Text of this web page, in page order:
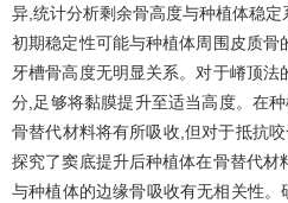
异,统计分析剩余骨高度与种植体稳
初期稳定性可能与种植体周围皮质骨
牙槽骨高度无明显关系。对于嵴顶
分,足够将黏膜提升至适当高度。在
骨替代材料将有所吸收,但对于抵抗
探究了窦底提升后种植体在骨替代材
与种植体的边缘骨吸收有无相关性